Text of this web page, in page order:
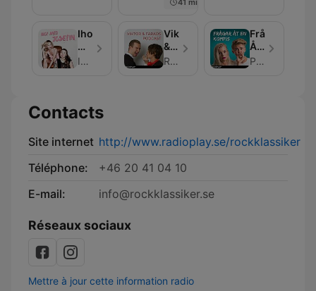
Ihop
Med
Josefin
Ihop Med Josefin
Viktor
&
Faraos
RadioPlay
Frågar
Åt
EnPodplay
Contacts
Site internet http://www.radioplay.se/rockklassiker
Téléphone:
+46 20 41 04 10
E-mail:
info@rockklassiker.se
Réseaux sociaux
Mettre à jour cette information radio